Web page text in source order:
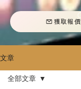
獲取報價
文章
全部文章